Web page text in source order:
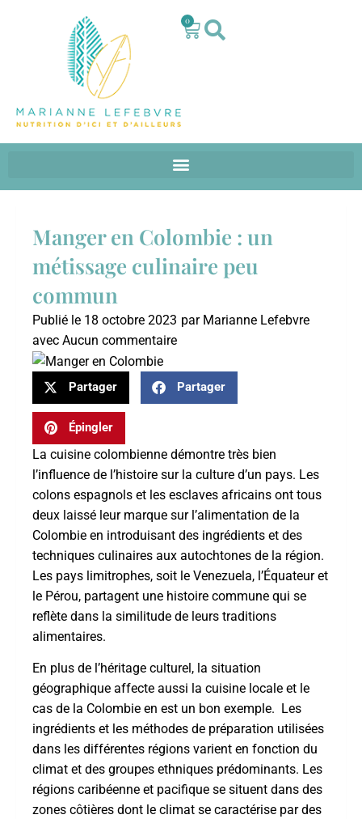
0
Manger en Colombie : un
métissage culinaire peu
commun
Publié le 18 octobre 2023 par Marianne Lefebvre
avec Aucun commentaire
Partager Partager
Épingler
La cuisine colombienne démontre très bien
l’influence de l’histoire sur la culture d’un pays. Les
colons espagnols et les esclaves africains ont tous
deux laissé leur marque sur l’alimentation de la
Colombie en introduisant des ingrédients et des
techniques culinaires aux autochtones de la région.
Les pays limitrophes, soit le Venezuela, l’Équateur et
le Pérou, partagent une histoire commune qui se
reflète dans la similitude de leurs traditions
alimentaires.
En plus de l’héritage culturel, la situation
géographique affecte aussi la cuisine locale et le
cas de la Colombie en est un bon exemple. Les
ingrédients et les méthodes de préparation utilisées
dans les différentes régions varient en fonction du
climat et des groupes ethniques prédominants. Les
régions caribéenne et pacifique se situent dans des
zones côtières dont le climat se caractérise par des